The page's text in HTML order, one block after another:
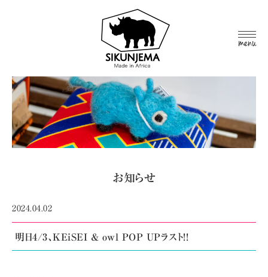
MEN
お知らせ
2024.04.02
明日4/3、KEiSEI & owl POP UPラスト!!